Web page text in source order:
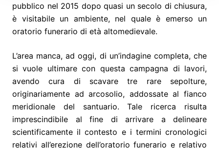
pubblico nel 2015 dopo quasi un secolo di chiusura,
è visitabile un ambiente, nel quale è emerso un
oratorio funerario di età altomedievale.
L’area manca, ad oggi, di un’indagine completa, che
si vuole ultimare con questa campagna di lavori,
avendo cura di scavare tre rare sepolture,
originariamente ad arcosolio, addossate al fianco
meridionale del santuario. Tale ricerca risulta
imprescindibile al fine di arrivare a delineare
scientificamente il contesto e i termini cronologici
relativi all’erezione dell’oratorio funerario e relativo